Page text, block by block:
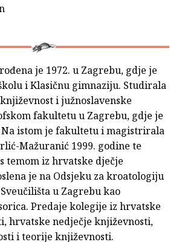
rođena je 1972. u Zagrebu, gdje je
i Klasičnu gimnaziju. Studirala
i južnoslavenske
fakultetu u Zagrebu, gdje je
istom je fakultetu i magistrirala
Mažuranić 1999. godine te
temom iz hrvatske dječje
je na Odsjeku za kroatologiju
u Zagrebu kao
Predaje kolegije iz hrvatske
hrvatske nedječje književnosti,
i teorije književnosti.